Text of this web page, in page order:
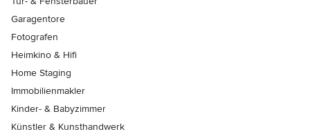
Garagentore
Fotografen
Heimkino & Hifi
Home Staging
Immobilienmakler
Kinder- & Babyzimmer
Künstler & Kunsthandwerk